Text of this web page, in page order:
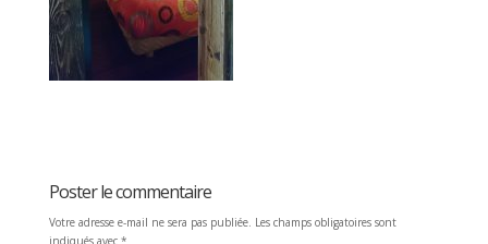
Poster le commentaire
Votre adresse e-mail ne sera pas publiée. Les champs obligatoires sont
indiqués avec *